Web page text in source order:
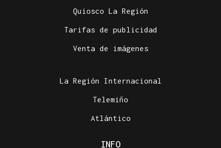
Quiosco La Región
Tarifas de publicidad
Venta de imágenes
La Región Internacional
Telemiño
Atlántico
INFO